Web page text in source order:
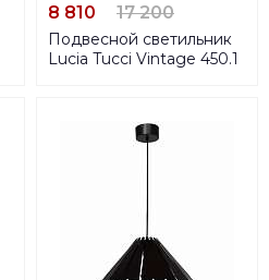
8 810 17 200
Подвесной светильник
Lucia Tucci Vintage 450.1